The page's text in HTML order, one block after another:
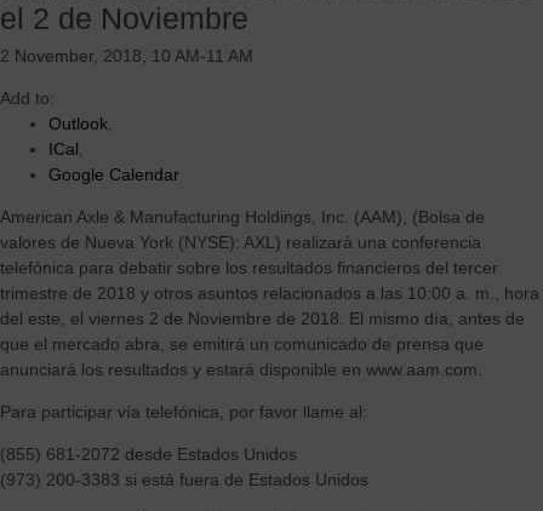
el 2 de Noviembre
2 November, 2018, 10 AM-11 AM
Add to:
Outlook
ICal
Google Calendar
American Axle & Manufacturing Holdings, Inc. (AAM), (Bolsa de
valores de Nueva York (NYSE): AXL) realizará una conferencia
telefónica para debatir sobre los resultados financieros del tercer
trimestre de 2018 y otros asuntos relacionados a las 10:00 a. m., hora
del este, el viernes 2 de Noviembre de 2018. El mismo día, antes de
que el mercado abra, se emitirá un comunicado de prensa que
anunciará los resultados y estará disponible en www.aam.com.
Para participar vía telefónica, por favor llame al:
(855) 681-2072 desde Estados Unidos
(973) 200-3383 si está fuera de Estados Unidos